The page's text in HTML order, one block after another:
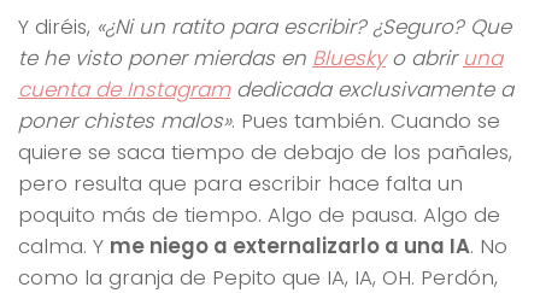
Y diréis, «¿Ni un ratito para escribir? ¿Seguro? Que
te he visto poner mierdas en Blueskyo abrir una
cuenta de Instagramdedicada exclusivamente a
poner chistes malos». Pues también. Cuando se
quiere se saca tiempo de debajo de los pañales,
pero resulta que para escribir hace falta un
poquito más de tiempo. Algo de pausa. Algo de
calma. Y me niego a externalizarlo a una IA. No
como la granja de Pepito que IA, IA, OH. Perdón,